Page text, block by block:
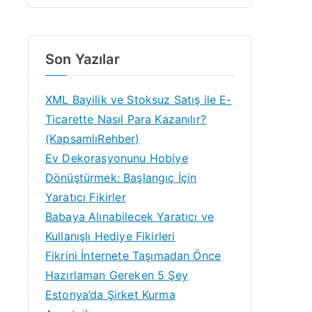
Son Yazılar
XML Bayilik ve Stoksuz Satış ile E-
Ticarette Nasıl Para Kazanılır?
(KapsamlıRehber)
Ev Dekorasyonunu Hobiye
Dönüştürmek: Başlangıç İçin
Yaratıcı Fikirler
Babaya Alınabilecek Yaratıcı ve
Kullanışlı Hediye Fikirleri
Fikrini İnternete Taşımadan Önce
Hazırlaman Gereken 5 Şey
Estonya’da Şirket Kurma